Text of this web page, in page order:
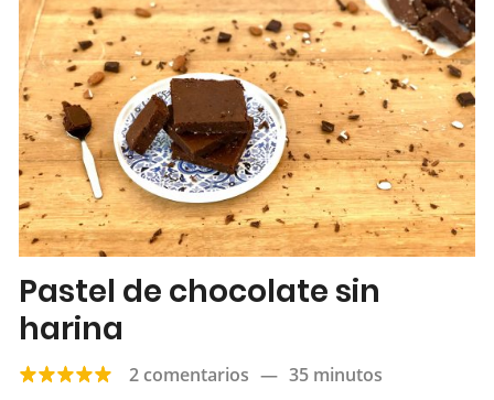
Pastel de chocolate sin
harina
2 comentarios — 35 minutos